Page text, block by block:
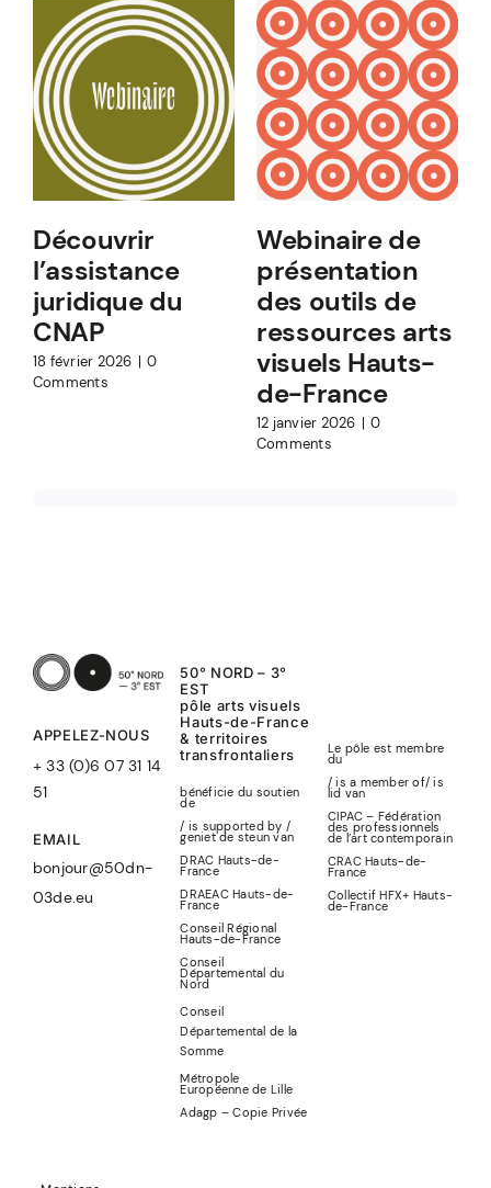
Découvrir
l’assistance
juridique du
CNAP
18 février 2026 | 0
Comments
Webinaire de
présentation
des outils de
ressources arts
visuels Hauts-
de-France
12 janvier 2026 | 0
Comments
APPELEZ-NOUS
+ 33 (0)6 07 31 14
51
EMAIL
bonjour@50dn-
03de.eu
50° NORD – 3°
EST
pôle arts visuels
Hauts-de-France
& territoires
transfrontaliers
bénéficie du soutien
de
/ is supported by /
geniet de steun van
DRAC Hauts-de-
France
DRAEAC Hauts-de-
France
Conseil Régional
Hauts-de-France
Conseil
Départemental du
Nord
Conseil
Départemental de la
Somme
Métropole
Européenne de Lille
Adagp – Copie Privée
Le pôle est membre
du
/ is a member of/is
lid van
CIPAC – Fédération
des professionnels
de l’art contemporain
CRAC Hauts-de-
France
Collectif HFX+ Hauts-
de-France